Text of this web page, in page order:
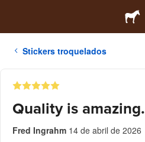
Stickers troquelados
Quality is amazing.
Fred Ingrahm 14 de abril de 2026